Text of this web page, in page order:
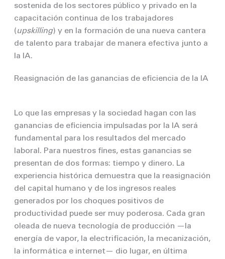
sostenida de los sectores público y privado en la
capacitación continua de los trabajadores
(upskilling) y en la formación de una nueva cantera
de talento para trabajar de manera efectiva junto a
la IA.
Reasignación de las ganancias de eficiencia de la IA
Lo que las empresas y la sociedad hagan con las
ganancias de eficiencia impulsadas por la IA será
fundamental para los resultados del mercado
laboral. Para nuestros fines, estas ganancias se
presentan de dos formas: tiempo y dinero. La
experiencia histórica demuestra que la reasignación
del capital humano y de los ingresos reales
generados por los choques positivos de
productividad puede ser muy poderosa. Cada gran
oleada de nueva tecnología de producción —la
energía de vapor, la electrificación, la mecanización,
la informática e internet— dio lugar, en última